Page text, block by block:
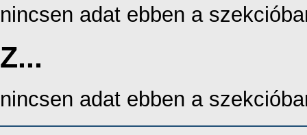
nincsen adat ebben a
Z...
nincsen adat ebben a